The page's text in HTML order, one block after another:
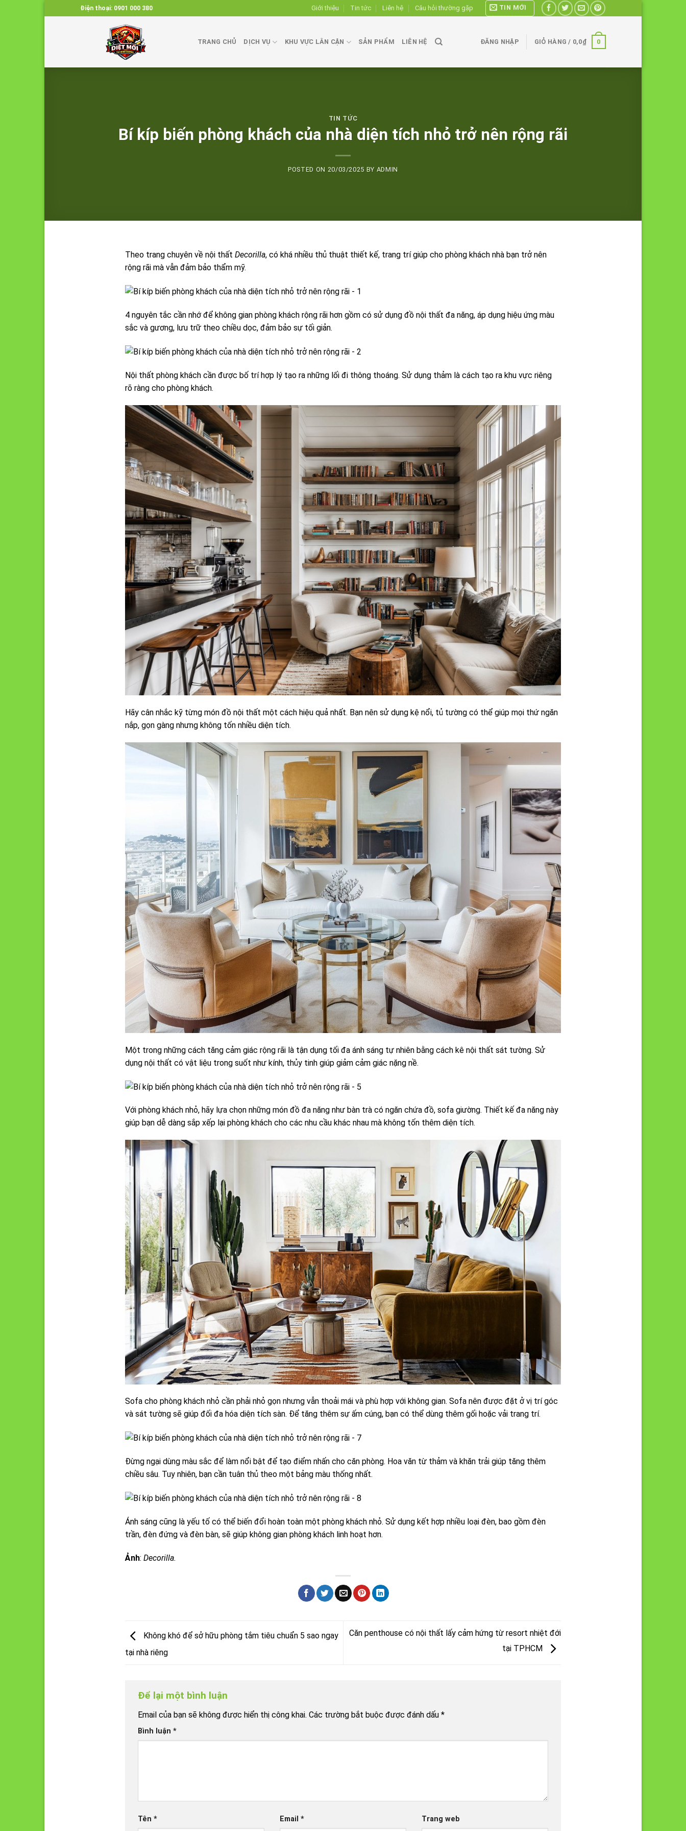
to
Điện thoại: 0901 000 380 Giới thiệu Tin tức Liên hệ Câu hỏi thường gặp TIN MỚI
TRANG CHỦ DỊCH VỤ KHU VỰC LÂN CẬN SẢN PHẨM LIÊN HỆ ĐĂNG NHẬP GIỎ HÀNG / 0,0₫ 0
TIN TỨC
Bí kíp biến phòng khách của nhà diện tích nhỏ trở nên rộng rãi
POSTED ON 20/03/2025 BY ADMIN
Theo trang chuyên về nội thấtDecorilla, có khá nhiều thủ thuật thiết kế, trang trí giúp cho phòng khách nhà bạn trở nên
rộng rãi mà vẫn đảm bảo thẩm mỹ.
4 nguyên tắc cần nhớ để không gian phòng khách rộng rãi hơn gồm có sử dụng đồ nội thất đa năng, áp dụng hiệu ứng màu
sắc và gương, lưu trữ theo chiều dọc, đảm bảo sự tối giản.
Nội thất phòng khách cần được bố trí hợp lý tạo ra những lối đi thông thoáng. Sử dụng thảm là cách tạo ra khu vực riêng
rõ ràng cho phòng khách.
Hãy cân nhắc kỹ từng món đồ nội thất một cách hiệu quả nhất. Bạn nên sử dụng kệ nổi, tủ tường có thể giúp mọi thứ ngăn
nắp, gọn gàng nhưng không tốn nhiều diện tích.
Một trong những cách tăng cảm giác rộng rãi là tận dụng tối đa ánh sáng tự nhiên bằng cách kê nội thất sát tường. Sử
dụng nội thất có vật liệu trong suốt như kính, thủy tinh giúp giảm cảm giác nặng nề.
Với phòng khách nhỏ, hãy lựa chọn những món đồ đa năng như bàn trà có ngăn chứa đồ, sofa giường. Thiết kế đa năng này
giúp bạn dễ dàng sắp xếp lại phòng khách cho các nhu cầu khác nhau mà không tốn thêm diện tích.
Sofa cho phòng khách nhỏ cần phải nhỏ gọn nhưng vẫn thoải mái và phù hợp với không gian. Sofa nên được đặt ở vị trí góc
và sát tường sẽ giúp đối đa hóa diện tích sàn. Để tăng thêm sự ấm cúng, bạn có thể dùng thêm gối hoặc vải trang trí.
Đừng ngại dùng màu sắc để làm nổi bật để tạo điểm nhấn cho căn phòng. Hoa văn từ thảm và khăn trải giúp tăng thêm
chiều sâu. Tuy nhiên, bạn cần tuân thủ theo một bảng màu thống nhất.
Ánh sáng cũng là yếu tố có thể biến đổi hoàn toàn một phòng khách nhỏ. Sử dụng kết hợp nhiều loại đèn, bao gồm đèn
trần, đèn đứng và đèn bàn, sẽ giúp không gian phòng khách linh hoạt hơn.
Ảnh:Decorilla.
Không khó để sở hữu phòng tắm tiêu chuẩn 5 sao ngay
tại nhà riêng
Căn penthouse có nội thất lấy cảm hứng từ resort nhiệt đới
tại TPHCM
Để lại một bình luận
Email của bạn sẽ không được hiển thị công khai. Các trường bắt buộc được đánh dấu*
Bình luận*
Tên* Email* Trang web